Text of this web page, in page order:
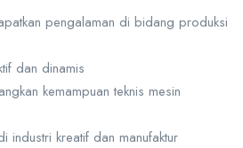
pengalaman di bidang produksi
dan dinamis
kemampuan teknis mesin
industri kreatif dan manufaktur